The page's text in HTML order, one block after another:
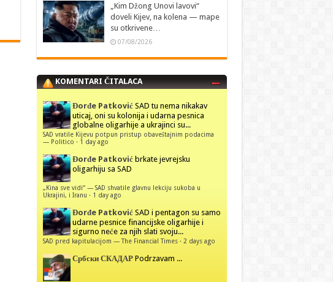
„Kim Džong Unovi lavovi“
doveli Kijev, na kolena — mape
su otkrivene…
07/08/2026
KOMENTARI ČITALACA
Đorđe Patković SAD tu nema nikakav
uticaj, oni su kolonija i udarna pesnica
globalne oligarhije a ukrajinci su...
SAD vratile Kijevu potpun pristup obaveštajnim podacima
— Politico · 1 day ago
Đorđe Patković brkate jevrejsku
oligarhiju sa SAD
„Kina sve vidi“ — SAD shvatile glavnu lekciju sukoba u
Ukrajini, i Iranu · 1 day ago
Đorđe Patković SAD i pentagon su samo
udarne pesnice financijske oligarhije i
sigurno neće za njih slati svoju...
SAD pred kapitulacijom — The Financial Times· 2 days ago
Србски СКАДАР Podrzavam ...